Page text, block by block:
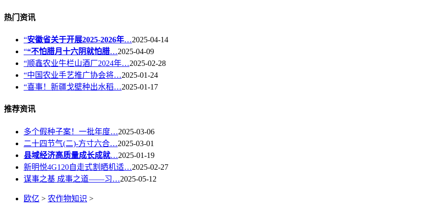
热门资讯
“安徽省关于开展2025-2026年…2025-04-14
““不怕腊月十六阴就怕腊…2025-04-09
“顺鑫农业牛栏山酒厂2024年…2025-02-28
“中国农业手艺推广协会将…2025-01-24
“喜事！新疆戈壁种出水稻…2025-01-17
推荐资讯
多个假种子案！一批年度…2025-03-06
二十四节气(二)-方寸六合…2025-03-01
县域经济高质量成长成就…2025-01-19
新明悦4G120自走式割晒机适…2025-02-27
谋事之基 成事之道——习…2025-05-12
欧亿 > 农作物知识 >